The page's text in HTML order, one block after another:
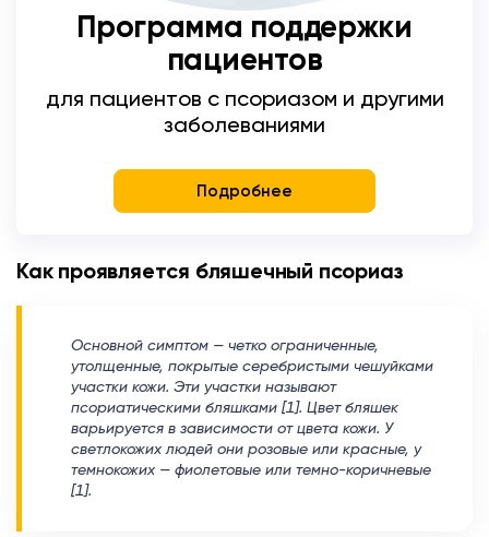
Программа поддержки
пациентов
для пациентов с псориазом и другими
заболеваниями
Подробнее
Как проявляется бляшечный псориаз
Основной симптом — четко ограниченные,
утолщенные, покрытые серебристыми чешуйками
участки кожи. Эти участки называют
псориатическими бляшками [1]. Цвет бляшек
варьируется в зависимости от цвета кожи. У
светлокожих людей они розовые или красные, у
темнокожих — фиолетовые или темно-коричневые
[1].